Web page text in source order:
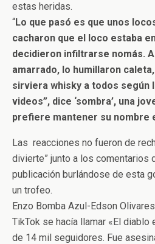
estas heridas.
“Lo que pasó es que unos
cacharon que el loco estaba
decidieron infiltrarse nomás.
amarrado, lo humillaron
sirviera whisky a todos según
videos”, dice ‘sombra’, una
prefiere mantener su nombre
Las reacciones no fueron de
divierte” junto a los comentarios
publicación burlándose de esta
un trofeo.
Enzo Bomba Azul-Edson
TikTok se hacía llamar «El
de 14 mil seguidores. Fue